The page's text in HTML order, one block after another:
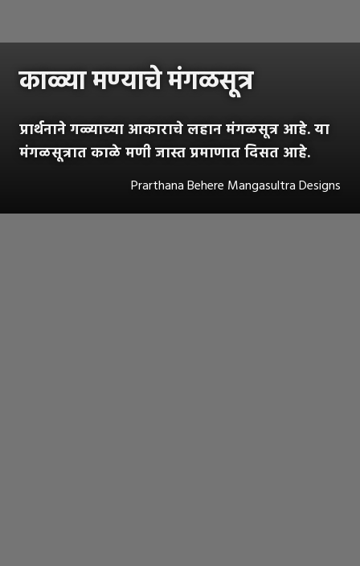
काळ्या मण्याचे मंगळसूत्र
प्रार्थनाने गळ्याच्या आकाराचे लहान मंगळसूत्र आहे. या
मंगळसूत्रात काळे मणी जास्त प्रमाणात दिसत आहे.
Prarthana Behere Mangasultra Designs